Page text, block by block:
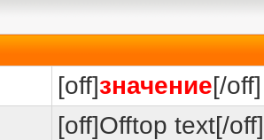
[off]значение[/off]
[off]Offtop text[/off]